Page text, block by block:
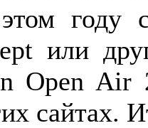
году
или
Open Air